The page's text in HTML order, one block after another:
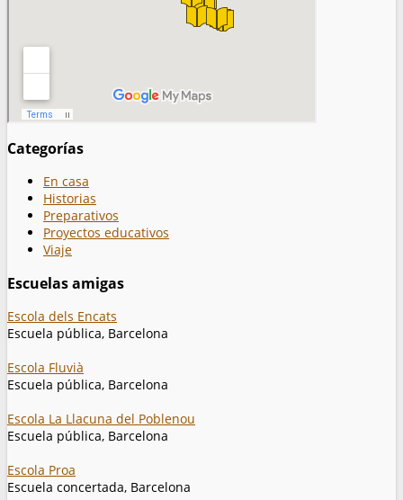
Categorías
En casa
Historias
Preparativos
Proyectos educativos
Viaje
Escuelas amigas
Escola dels Encats
Escuela pública, Barcelona
Escola Fluvià
Escuela pública, Barcelona
Escola La Llacuna del Poblenou
Escuela pública, Barcelona
Escola Proa
Escuela concertada, Barcelona